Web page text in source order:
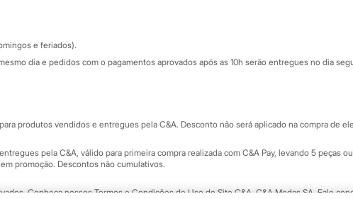
e feriados).
dia e pedidos com o pagamentos aprovados após as 10h serão entregues no dia
produtos vendidos e entregues pela C&A. Desconto não será aplicado na compra de
pela C&A, válido para primeira compra realizada com C&A Pay, levando 5 peças
promoção. Descontos não cumulativos.
Conheça nossos Termos e Condições de Uso do Site C&A. C&A Modas SA. Fale